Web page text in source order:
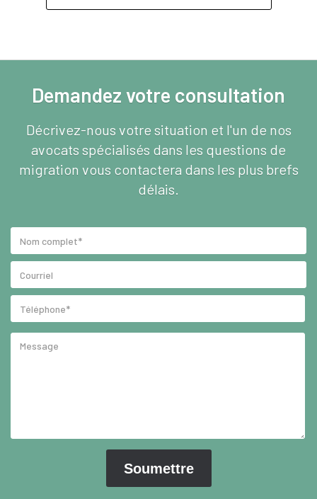
Demandez votre consultation
Décrivez-nous votre situation et l'un de nos
avocats spécialisés dans les questions de
migration vous contactera dans les plus brefs
délais.